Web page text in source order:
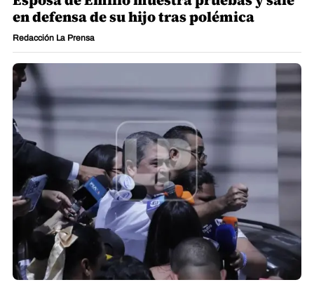
en defensa de su hijo tras polémica
Redacción La Prensa